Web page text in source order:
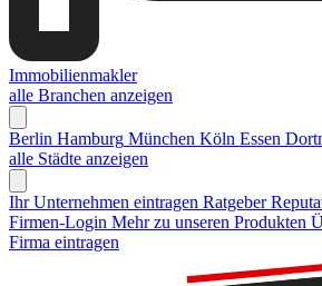
Immobilienmakler
alle Branchen anzeigen
Berlin Hamburg München Köln Essen
alle Städte anzeigen
Ihr Unternehmen eintragen Ratgeber
Firmen-Login Mehr zu unseren Produkten
Firma eintragen